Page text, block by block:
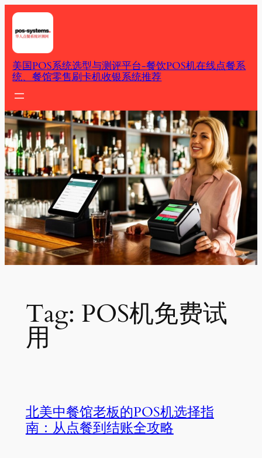
Skip
content
美国POS系统选型与测评平台-餐饮POS机在线点餐系
统、餐馆零售刷卡机收银系统推荐
Tag: POS机免费试
用
北美中餐馆老板的POS机选择指
南：从点餐到结账全攻略